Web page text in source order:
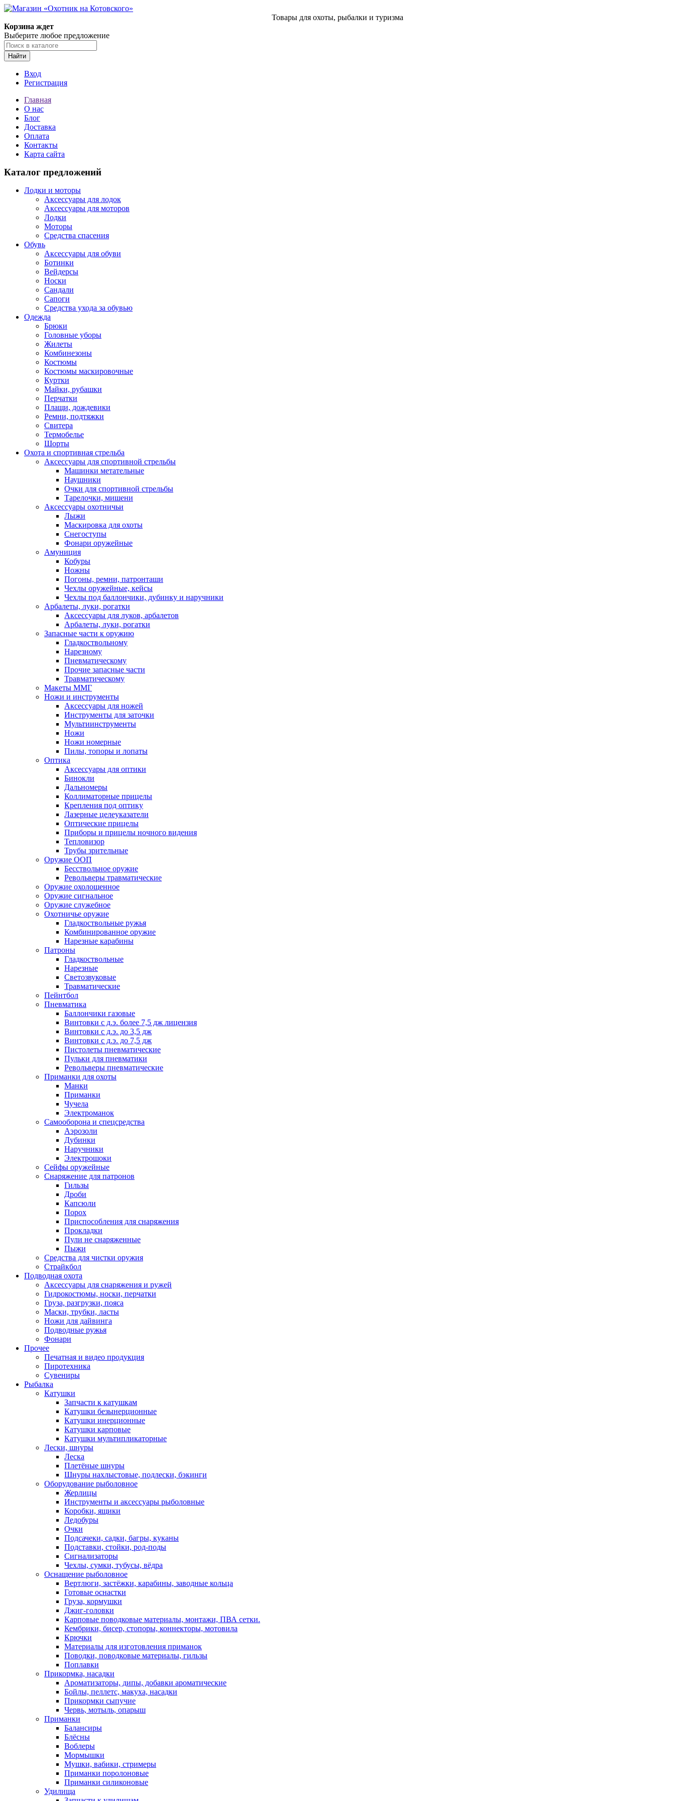
Товары для охоты, рыбалки и туризма
Корзина ждет
Выберите любое предложение
Найти
Вход
Регистрация
Главная
О нас
Блог
Доставка
Оплата
Контакты
Карта сайта
Каталог предложений
Лодки и моторы
Аксессуары для лодок
Аксессуары для моторов
Лодки
Моторы
Средства спасения
Обувь
Аксессуары для обуви
Ботинки
Вейдерсы
Носки
Сандали
Сапоги
Средства ухода за обувью
Одежда
Брюки
Головные уборы
Жилеты
Комбинезоны
Костюмы
Костюмы маскировочные
Куртки
Майки, рубашки
Перчатки
Плащи, дождевики
Ремни, подтяжки
Свитера
Термобелье
Шорты
Охота и спортивная стрельба
Аксессуары для спортивной стрельбы
Машинки метательные
Наушники
Очки для спортивной стрельбы
Тарелочки, мишени
Аксессуары охотничьи
Лыжи
Маскировка для охоты
Снегоступы
Фонари оружейные
Амуниция
Кобуры
Ножны
Погоны, ремни, патронташи
Чехлы оружейные, кейсы
Чехлы под баллончики, дубинку и наручники
Арбалеты, луки, рогатки
Аксессуары для луков, арбалетов
Арбалеты, луки, рогатки
Запасные части к оружию
Гладкоствольному
Нарезному
Пневматическому
Прочие запасные части
Травматическому
Макеты ММГ
Ножи и инструменты
Аксессуары для ножей
Инструменты для заточки
Мультиинструменты
Ножи
Ножи номерные
Пилы, топоры и лопаты
Оптика
Аксессуары для оптики
Бинокли
Дальномеры
Коллиматорные прицелы
Крепления под оптику
Лазерные целеуказатели
Оптические прицелы
Приборы и прицелы ночного видения
Тепловизор
Трубы зрительные
Оружие ООП
Бесствольное оружие
Револьверы травматические
Оружие охолощенное
Оружие сигнальное
Оружие служебное
Охотничье оружие
Гладкоствольные ружья
Комбинированное оружие
Нарезные карабины
Патроны
Гладкоствольные
Нарезные
Светозвуковые
Травматические
Пейнтбол
Пневматика
Баллончики газовые
Винтовки с д.э. более 7,5 дж лицензия
Винтовки с д.э. до 3,5 дж
Винтовки с д.э. до 7,5 дж
Пистолеты пневматические
Пульки для пневматики
Револьверы пневматические
Приманки для охоты
Манки
Приманки
Чучела
Электроманок
Самооборона и спецсредства
Аэрозоли
Дубинки
Наручники
Электрошоки
Сейфы оружейные
Снаряжение для патронов
Гильзы
Дроби
Капсюли
Порох
Приспособления для снаряжения
Прокладки
Пули не снаряженные
Пыжи
Средства для чистки оружия
Страйкбол
Подводная охота
Аксессуары для снаряжения и ружей
Гидрокостюмы, носки, перчатки
Груза, разгрузки, пояса
Маски, трубки, ласты
Ножи для дайвинга
Подводные ружья
Фонари
Прочее
Печатная и видео продукция
Пиротехника
Сувениры
Рыбалка
Катушки
Запчасти к катушкам
Катушки безынерционные
Катушки инерционные
Катушки карповые
Катушки мультипликаторные
Лески, шнуры
Леска
Плетёные шнуры
Шнуры нахлыстовые, подлески, бэкинги
Оборудование рыболовное
Жерлицы
Инструменты и аксессуары рыболовные
Коробки, ящики
Ледобуры
Очки
Подсачеки, садки, багры, куканы
Подставки, стойки, род-поды
Сигнализаторы
Чехлы, сумки, тубусы, вёдра
Оснащение рыболовное
Вертлюги, застёжки, карабины, заводные кольца
Готовые оснастки
Груза, кормушки
Джиг-головки
Карповые поводковые материалы, монтажи, ПВА сетки.
Кембрики, бисер, стопоры, коннекторы, мотовила
Крючки
Материалы для изготовления приманок
Поводки, поводковые материалы, гильзы
Поплавки
Прикормка, насадки
Ароматизаторы, дипы, добавки ароматические
Бойлы, пеллетс, макуха, насадки
Прикормки сыпучие
Червь, мотыль, опарыш
Приманки
Балансиры
Блёсны
Воблеры
Мормышки
Мушки, вабики, стримеры
Приманки поролоновые
Приманки силиконовые
Удилища